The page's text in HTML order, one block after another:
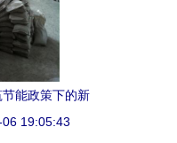
能政策下的新
的守护者
19:05:43